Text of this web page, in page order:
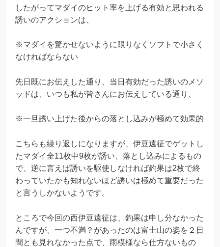
したがってマダイのヒット率を上げる有効と思われる
誘いのアクションは、
※マダイを驚かせないように限りなくソフトで小さく
なければならない
先日既にお伝えした通り、当日有効だった誘いのメソ
ッドは、いつも私が皆さんにお伝えしている通り、
※一旦誘い上げた後からの落とし込みが極めて効果的
こちらも繰り返しになりますが、伊豆遠征でゲットし
たマダイ全11枚中9枚が誘い、落とし込みによるもの
で、逆に言えば誘いを駆使しなければ釣果は2枚で終
わっていたかも知れないほど誘いは極めて重要だった
と言うしかないようです。
ところで今回の西伊豆遠征は、釣果は申し分なかった
んですが、一つ不満？があったのは富士山の姿を２日
間とも見れなかった点で、雨模様なら仕方ないもの